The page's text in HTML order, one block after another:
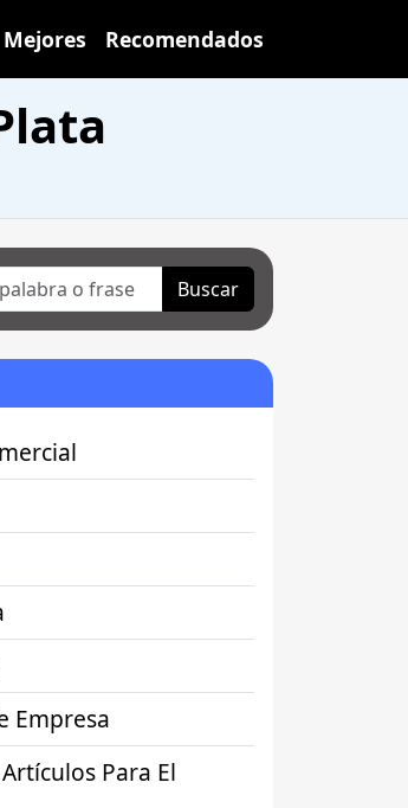
Mejores Recomendados
Buscar
Empresa
Para El